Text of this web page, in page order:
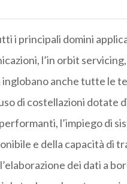
i principali domini
l’in orbit
inglobano anche tutte le
di costellazioni dotate
l’impiego di
e della capacità di
dei dati a